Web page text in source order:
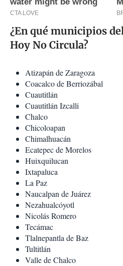
¿En qué municipios
Hoy No Circula?
Atizapán de Zaragoza
Coacalco de Berriozábal
Cuautitlán
Cuautitlán Izcalli
Chalco
Chicoloapan
Chimalhuacán
Ecatepec de Morelos
Huixquilucan
Ixtapaluca
La Paz
Naucalpan de Juárez
Nezahualcóyotl
Nicolás Romero
Tecámac
Tlalnepantla de Baz
Tultitlán
Valle de Chalco